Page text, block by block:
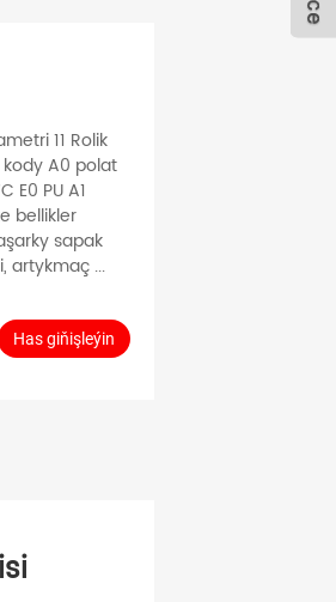
11 Rolik
A0 polat
PU A1
bellikler
sapak
artykmaç ...
Has giňişleýin